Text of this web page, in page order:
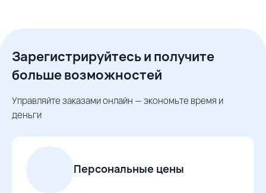
Зарегистрируйтесь и получите
больше возможностей
Управляйте заказами онлайн — экономьте время и
деньги
Персональные цены